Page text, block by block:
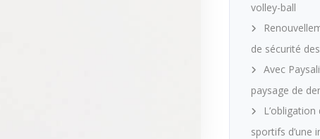
volley-ball
de sécurité
Avec
paysage de
sportifs d’une